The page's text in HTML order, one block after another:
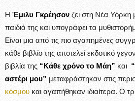
Η Έμιλυ Γκρέησον ζει στη Νέα Υόρκη
παιδιά της και υπογράφει τα
Είναι μια από τις πιο αγαπημένες
κάθε βιβλίο της αποτελεί εκδοτικό
βιβλία της “Κάθε χρόνο το Μάη” και “
αστέρι μου” μεταφράστηκαν στις
κόσμου και αγαπήθηκαν ιδιαίτερα. Ο